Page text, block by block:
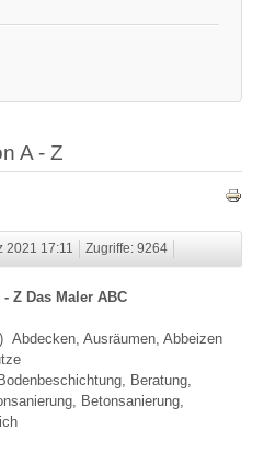
A - Z
2021 17:11 Zugriffe: 9264
- Z Das Maler ABC
Ausräumen, Abbeizen
Beratung,
Betonsanierung,